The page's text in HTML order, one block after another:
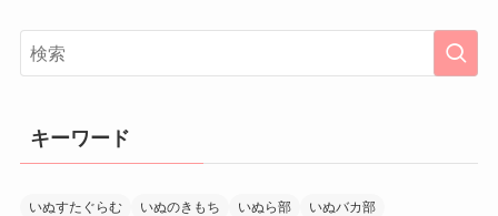
キーワード
いぬすたぐらむ いぬのきもち いぬら部
いぬバカ部